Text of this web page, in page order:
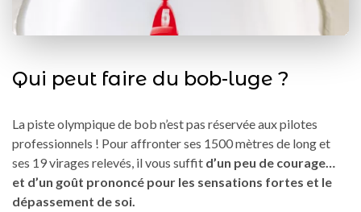
Qui peut faire du bob-luge ?
La piste olympique de bob n’est pas réservée aux pilotes
professionnels ! Pour affronter ses 1500 mètres de long et
ses 19 virages relevés, il vous suffit d’un peu de courage…
et d’un goût prononcé pour les sensations fortes et le
dépassement de soi.